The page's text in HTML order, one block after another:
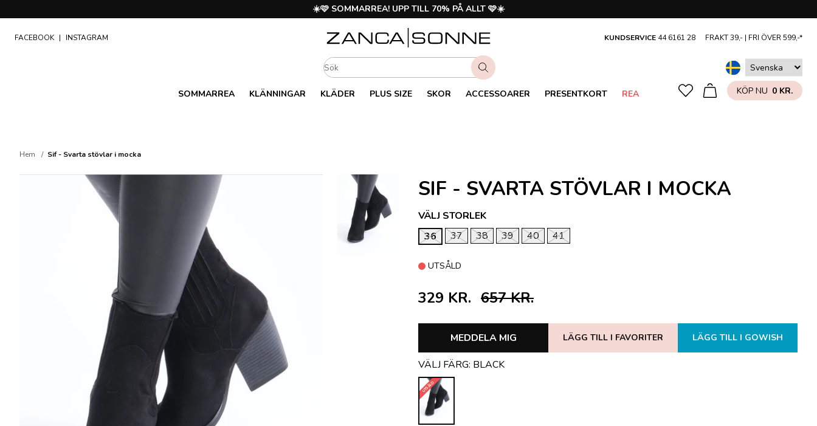
☀️🩷 SOMMARREA! UPP TILL 70% PÅ ALLT 🩷☀️
FACEBOOK | INSTAGRAM KUNDSERVICE 44 6161 28 FRAKT 39,- | FRI ÖVER 599,-*
SOMMARREA KLÄNNINGAR KLÄDER PLUS SIZE SKOR ACCESSOARER PRESENTKORT REA KÖP NU 0 KR.
Hem Sif - Svarta stövlar i mocka
SIF - SVARTA STÖVLAR I MOCKA
VÄLJ STORLEK
36
37 38 39 40 41
UTSÅLD
329 KR. 657 KR.
MEDDELA MIG LÄGG TILL I FAVORITER LÄGG TILL I GOWISH
VÄLJ FÄRG: BLACK
UTSÅLD